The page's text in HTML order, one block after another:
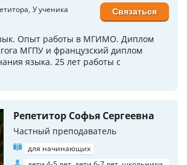
У ученика
Опыт работы в МГИМО. Диплом
МГПУ и французский диплом
языка. 25 лет работы с
Связаться
Репетитор Софья Сергеевна
Частный преподаватель
для начинающих